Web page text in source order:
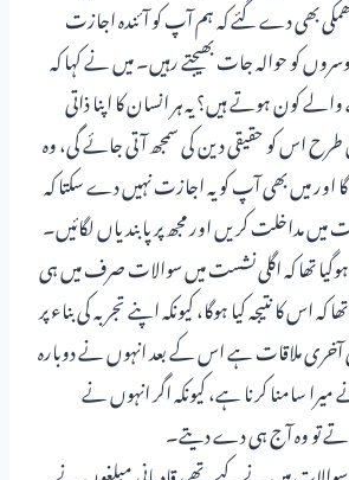
بھی دے گئے کہ ہم آپ کو آئندہ اجازت
کو حوالہ جات بھیجتے رہیں۔ میں نے کہا کہ
کون ہوتے ہیں؟ یہ ہر انسان کا اپنا ذاتی
اس کو حقیقی دین کی سمجھ آتی جائے گی، وہ
اور میں بھی آپ کو یہ اجازت نہیں دے سکتا کہ
مداخلت کریں اور مجھ پر پابندیاں لگائیں۔
تھا کہ اگلی نشست میں سوالات صرف میں ہی
اس کا نتیجہ کیا ہوگا، کیونکہ اپنے تجربہ کی بناء پر
آخری ملاقات ہے اس کے بعد انہوں نے دوبارہ
میرا سامنا کرنا ہے، کیونکہ اگر انہوں نے
تو وہ آج ہی دے دیتے۔